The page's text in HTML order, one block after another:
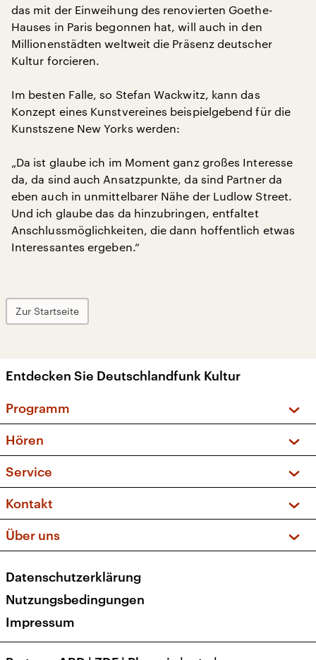
das mit der Einweihung des renovierten Goethe-
Hauses in Paris begonnen hat, will auch in den
Millionenstädten weltweit die Präsenz deutscher
Kultur forcieren.
Im besten Falle, so Stefan Wackwitz, kann das
Konzept eines Kunstvereines beispielgebend für die
Kunstszene New Yorks werden:
„Da ist glaube ich im Moment ganz großes Interesse
da, da sind auch Ansatzpunkte, da sind Partner da
eben auch in unmittelbarer Nähe der Ludlow Street.
Und ich glaube das da hinzubringen, entfaltet
Anschlussmöglichkeiten, die dann hoffentlich etwas
Interessantes ergeben.“
Zur Startseite
Entdecken Sie Deutschlandfunk Kultur
Programm
Sendungen und Podcasts
Musikliste
Kakadu – Das Kinderprogramm
Hören
Frequenzen (UKW + DAB+)
Service
FAQ
Apps
Newsletter
Veranstaltungen
Kontakt
Social Media
Über uns
Presse
Karriere
Transparenz
Datenschutzerklärung
Nutzungsbedingungen
Impressum